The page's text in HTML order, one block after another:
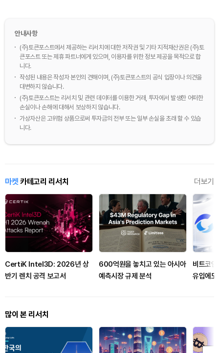
안내사항
(주)토큰포스트에서 제공하는 리서치에 대한 저작권 및 기타 지적재산권은 (주)토
큰포스트 또는 제휴 파트너에게 있으며, 이용자를 위한 정보 제공을 목적으로 합
니다.
작성된 내용은 작성자 본인의 견해이며, (주)토큰포스트의 공식 입장이나 의견을
대변하지 않습니다.
(주)토큰포스트는 리서치 및 관련 데이터를 이용한 거래, 투자에서 발생한 어떠한
손실이나 손해에 대해서 보상하지 않습니다.
가상자산은 고위험 상품으로써 투자금의 전부 또는 일부 손실을 초래 할 수 있습
니다.
마켓카테고리 리서치 더보기
CertiK Intel3D: 2026년 상
반기 렌치 공격 보고서
600억원을 놓치고 있는 아시아
예측시장 규제 분석
비트코
유입에
많이 본 리서치